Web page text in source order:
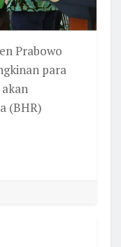
Prabowo
para
(BHR)